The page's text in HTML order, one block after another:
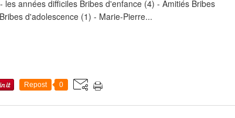
années difficiles Bribes d'enfance (4) - Amitiés Bribes
d'adolescence (1) - Marie-Pierre...
Repost 0